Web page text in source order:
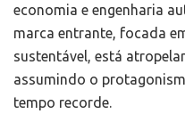
economia e engenharia
marca entrante, focada
sustentável, está
assumindo o
tempo recorde.